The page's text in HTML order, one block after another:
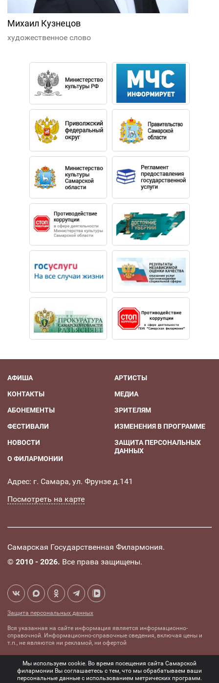
Михаил Кузнецов
художественное слово
АФИША
КОНТАКТЫ
АБОНЕМЕНТЫ
ФЕСТИВАЛИ
НОВОСТИ
О ФИЛАРМОНИИ
АРТИСТЫ
МЕДИА
ЗРИТЕЛЯМ
ИЗМЕНЕНИЯ В ПРОГРАММЕ
ЗАЩИТА ПЕРСОНАЛЬНЫХ
ДАННЫХ
Адрес: г. Самара, ул. Фрунзе д.141
Посмотреть на карте
Самарская Государственная Филармония.
© 2010 - 2026. Все права защищены.
Защита персональных данных
Вся указанная на сайте информация является информационно-
справочной. Информационно-справочные сведения, включая цены и
т.п., не являются ни рекламой, ни офертой
Создание сайта -
mediaidea
Комплексное
продвижение сайтов
Мы используем cookie. Во время посещения сайта Самарской
филармонии Вы соглашаетесь с тем, что мы обрабатываем ваши
персональные данные с использованием метрических программ.